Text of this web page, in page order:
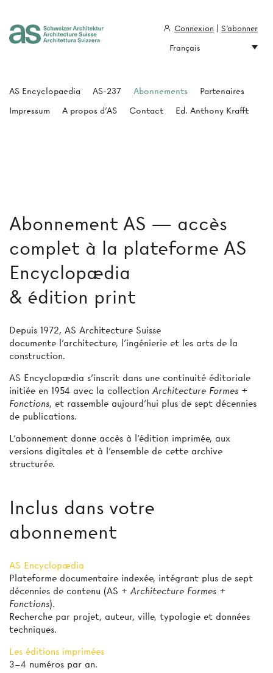
Abonnement AS — accès
complet à la plateforme AS
Encyclopædia
& édition print
Depuis 1972, AS Architecture Suisse
documente l’architecture, l’ingénierie et les arts de la
construction.
AS Encyclopædia s’inscrit dans une continuité éditoriale
initiée en 1954 avec la collection Architecture Formes +
Fonctions, et rassemble aujourd’hui plus de sept décennies
de publications.
L’abonnement donne accès à l'édition imprimée, aux
versions digitales et à l’ensemble de cette archive
structurée.
Inclus dans votre
abonnement
AS Encyclopædia
Plateforme documentaire indexée, intégrant plus de sept
décennies de contenu (AS + Architecture Formes +
Fonctions).
Recherche par projet, auteur, ville, typologie et données
techniques.
Les éditions imprimées
3–4 numéros par an.
AS Encyclopaedia AS-237 Abonnements
Partenaires
Impressum
A propos d'AS Contact Ed. Anthony Krafft
Connexion
S'abonner
Français